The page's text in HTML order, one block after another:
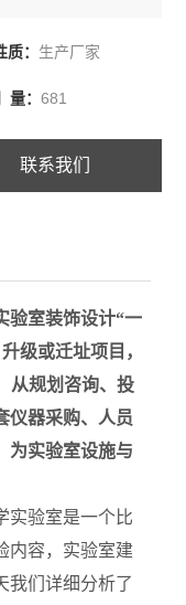
质： 生产厂家
： 681
联系我们
验室装饰设计“一
级或迁址项目，
从规划咨询、投
仪器采购、人员
为实验室设施与
实验室是一个比
内容，实验室建
我们详细分析了